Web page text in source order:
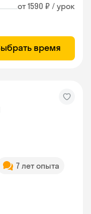
от 1590 ₽ / урок
время
7 лет опыта